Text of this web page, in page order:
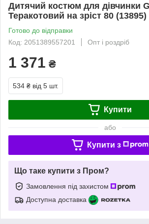
Дитячий костюм для дівчинки
Теракотовий на зріст 80 (13895)
Готово до відправки
Код: 2051389557201
Опт і роздріб
1 371 ₴
534 ₴ від 5 шт.
Купити
або
Купити з
Що таке купити з Пром?
Замовлення під захистом
Доступна доставка